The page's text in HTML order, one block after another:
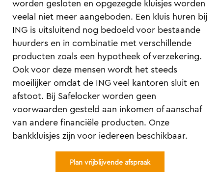
worden gesloten en opgezegde kluisjes worden
veelal niet meer aangeboden. Een kluis huren bij
ING is uitsluitend nog bedoeld voor bestaande
huurders en in combinatie met verschillende
producten zoals een hypotheek of verzekering.
Ook voor deze mensen wordt het steeds
moeilijker omdat de ING veel kantoren sluit en
afstoot. Bij Safelocker worden geen
voorwaarden gesteld aan inkomen of aanschaf
van andere financiële producten. Onze
bankkluisjes zijn voor iedereen beschikbaar.
Plan vrijblijvende afspraak